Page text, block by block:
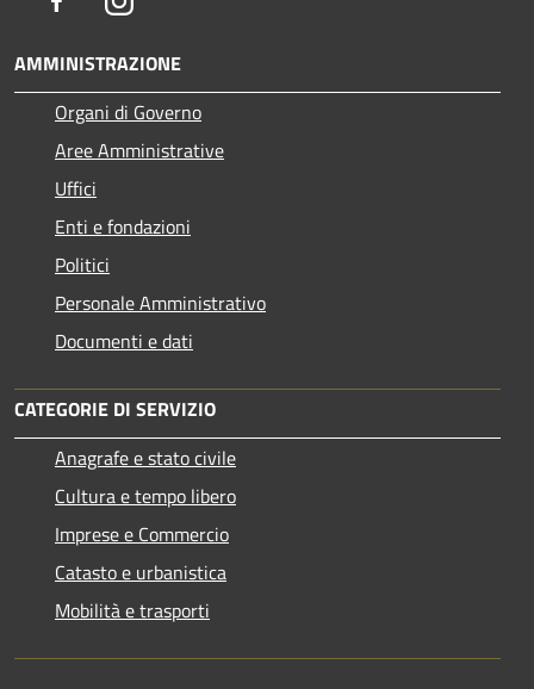
AMMINISTRAZIONE
Organi di Governo
Aree Amministrative
Uffici
Enti e fondazioni
Politici
Personale Amministrativo
Documenti e dati
CATEGORIE DI SERVIZIO
Anagrafe e stato civile
Cultura e tempo libero
Imprese e Commercio
Catasto e urbanistica
Mobilità e trasporti